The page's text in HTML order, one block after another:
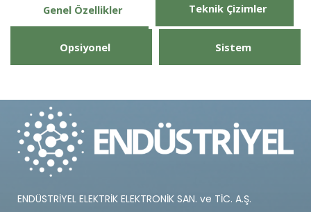
Genel Özellikler Teknik Çizimler
Opsiyonel Sistem
ENDÜSTRİYEL ELEKTRİK ELEKTRONİK SAN. ve TİC. A.Ş.